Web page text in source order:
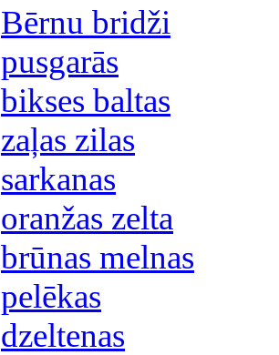
Bērnu bridži
pusgarās
bikses baltas
zaļas zilas
sarkanas
oranžas zelta
brūnas melnas
pelēkas
dzeltenas